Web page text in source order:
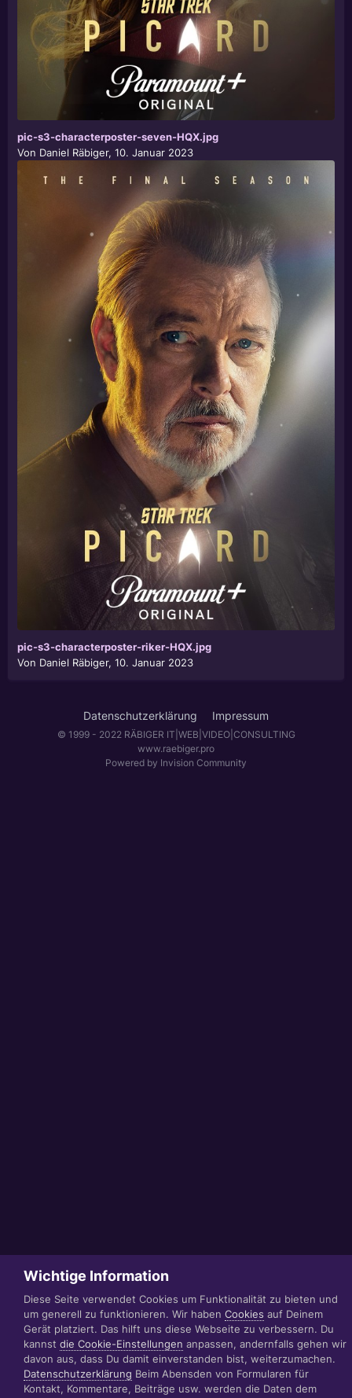
pic-s3-characterposter-seven-HQX.jpg
Von Daniel Räbiger, 10. Januar 2023
pic-s3-characterposter-riker-HQX.jpg
Von Daniel Räbiger, 10. Januar 2023
Datenschutzerklärung Impressum
© 1999 - 2022 RÄBIGER IT|WEB|VIDEO|CONSULTING
www.raebiger.pro
Powered by Invision Community
Wichtige Information
Diese Seite verwendet Cookies um Funktionalität zu bieten und
um generell zu funktionieren. Wir haben Cookies auf Deinem
Gerät platziert. Das hilft uns diese Webseite zu verbessern. Du
kannst die Cookie-Einstellungen anpassen, andernfalls gehen wir
davon aus, dass Du damit einverstanden bist, weiterzumachen.
Datenschutzerklärung Beim Abensden von Formularen für
Kontakt, Kommentare, Beiträge usw. werden die Daten dem